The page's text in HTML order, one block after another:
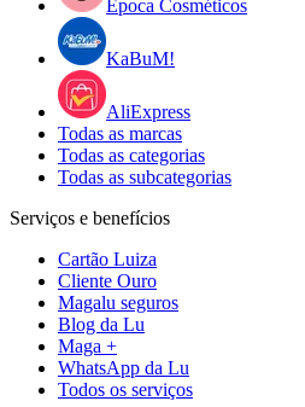
Epoca Cosméticos
KaBuM!
AliExpress
Todas as marcas
Todas as categorias
Todas as subcategorias
Serviços e benefícios
Cartão Luiza
Cliente Ouro
Magalu seguros
Blog da Lu
Maga +
WhatsApp da Lu
Todos os serviços